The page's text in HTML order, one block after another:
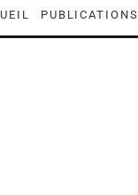
PUBLICATIONS